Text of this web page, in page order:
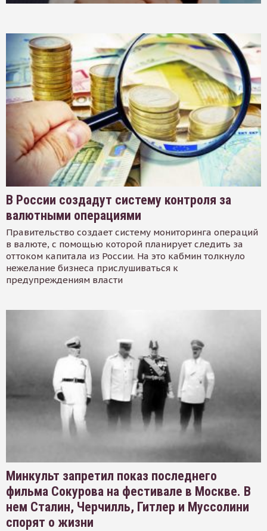
В России создадут систему контроля за
валютными операциями
Правительство создает систему мониторинга операций
в валюте, с помощью которой планирует следить за
оттоком капитала из России. На это кабмин толкнуло
нежелание бизнеса прислушиваться к
предупреждениям власти
Минкульт запретил показ последнего
фильма Сокурова на фестивале в Москве. В
нем Сталин, Черчилль, Гитлер и Муссолини
спорят о жизни